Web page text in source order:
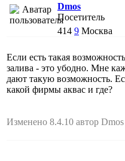
Dmos
Посетитель
414 9 Москва
Если есть такая
залива - это убодно. Мне
дают такую возможность.
какой фирмы аквас и где?
Изменено 8.4.10 автор Dmos